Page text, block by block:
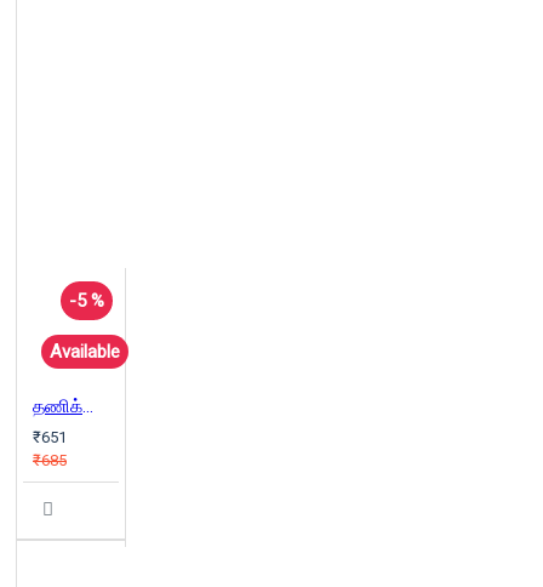
-5 %
Available
தணிக்கை: தெளிவாக்கமும் செயல்முறைகளும்
₹651
₹685